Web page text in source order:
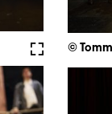
Vollbild©